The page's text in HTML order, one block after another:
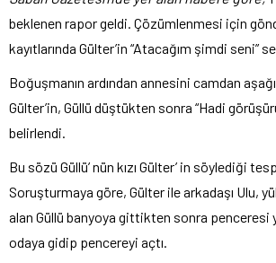
beklenen rapor geldi. Çözümlenmesi için
kayıtlarında Gülter’in “Atacağım şimdi seni”
Boğuşmanın ardından annesini camdan
Gülter’in, Güllü düştükten sonra “Hadi
belirlendi.
Bu sözü Güllü’ nün kızı Gülter’ in söylediği
Soruşturmaya göre, Gülter ile arkadaşı Ulu,
alan Güllü banyoya gittikten sonra penceresi
odaya gidip pencereyi açtı.